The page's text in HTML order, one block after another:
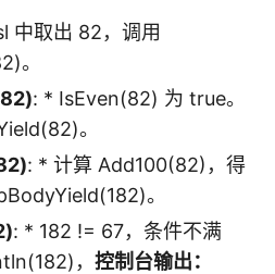
中取出 82，调用
。
: * IsEven(82) 为 true。
。
: * 计算 Add100(82)，得
。
: * 182 != 67，条件不满
， 控制台输出：